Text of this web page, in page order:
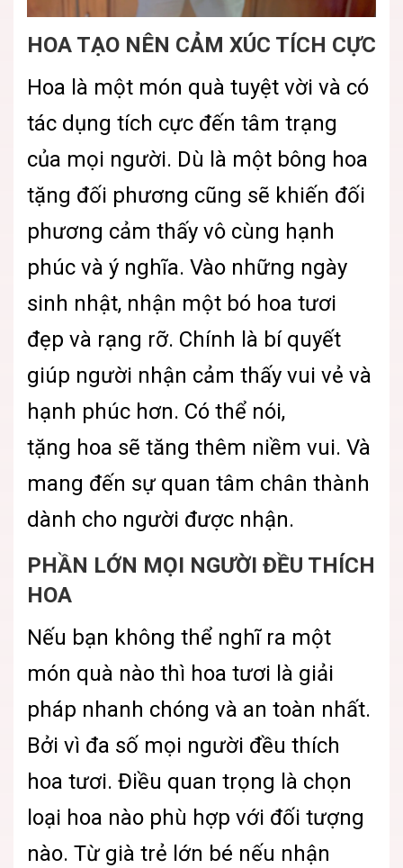
HOA TẠO NÊN CẢM XÚC TÍCH CỰC
Hoa là một món quà tuyệt vời và có
tác dụng tích cực đến tâm trạng
của mọi người. Dù là một bông hoa
tặng đối phương cũng sẽ khiến đối
phương cảm thấy vô cùng hạnh
phúc và ý nghĩa. Vào những ngày
sinh nhật, nhận một bó hoa tươi
đẹp và rạng rỡ. Chính là bí quyết
giúp người nhận cảm thấy vui vẻ và
hạnh phúc hơn. Có thể nói,
tặng hoa sẽ tăng thêm niềm vui. Và
mang đến sự quan tâm chân thành
dành cho người được nhận.
PHẦN LỚN MỌI NGƯỜI ĐỀU THÍCH
HOA
Nếu bạn không thể nghĩ ra một
món quà nào thì hoa tươi là giải
pháp nhanh chóng và an toàn nhất.
Bởi vì đa số mọi người đều thích
hoa tươi. Điều quan trọng là chọn
loại hoa nào phù hợp với đối tượng
nào. Từ già trẻ lớn bé nếu nhận